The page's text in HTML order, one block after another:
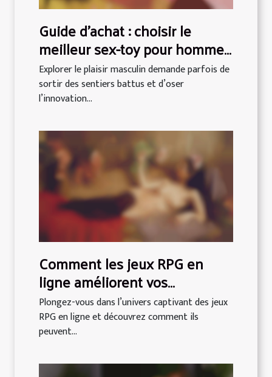
Guide d'achat : choisir le
meilleur sex-toy pour homme
en fonction de vos
préférences
Explorer le plaisir masculin demande parfois de
sortir des sentiers battus et d’oser
l’innovation...
Comment les jeux RPG en
ligne améliorent vos
compétences stratégiques ?
Plongez-vous dans l’univers captivant des jeux
RPG en ligne et découvrez comment ils
peuvent...